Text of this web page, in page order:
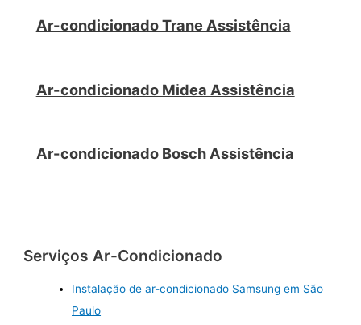
Ar-condicionado Trane Assistência
Ar-condicionado Midea Assistência
Ar-condicionado Bosch Assistência
Serviços Ar-Condicionado
Instalação de ar-condicionado Samsung em São
Paulo